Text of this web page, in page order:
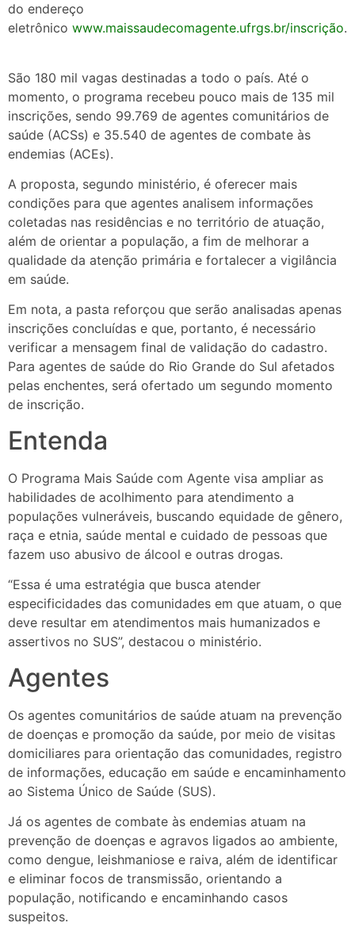
do endereço
eletrônico www.maissaudecomagente.ufrgs.br/inscrição.
São 180 mil vagas destinadas a todo o país. Até o
momento, o programa recebeu pouco mais de 135 mil
inscrições, sendo 99.769 de agentes comunitários de
saúde (ACSs) e 35.540 de agentes de combate às
endemias (ACEs).
A proposta, segundo ministério, é oferecer mais
condições para que agentes analisem informações
coletadas nas residências e no território de atuação,
além de orientar a população, a fim de melhorar a
qualidade da atenção primária e fortalecer a vigilância
em saúde.
Em nota, a pasta reforçou que serão analisadas apenas
inscrições concluídas e que, portanto, é necessário
verificar a mensagem final de validação do cadastro.
Para agentes de saúde do Rio Grande do Sul afetados
pelas enchentes, será ofertado um segundo momento
de inscrição.
Entenda
O Programa Mais Saúde com Agente visa ampliar as
habilidades de acolhimento para atendimento a
populações vulneráveis, buscando equidade de gênero,
raça e etnia, saúde mental e cuidado de pessoas que
fazem uso abusivo de álcool e outras drogas.
“Essa é uma estratégia que busca atender
especificidades das comunidades em que atuam, o que
deve resultar em atendimentos mais humanizados e
assertivos no SUS”, destacou o ministério.
Agentes
Os agentes comunitários de saúde atuam na prevenção
de doenças e promoção da saúde, por meio de visitas
domiciliares para orientação das comunidades, registro
de informações, educação em saúde e encaminhamento
ao Sistema Único de Saúde (SUS).
Já os agentes de combate às endemias atuam na
prevenção de doenças e agravos ligados ao ambiente,
como dengue, leishmaniose e raiva, além de identificar
e eliminar focos de transmissão, orientando a
população, notificando e encaminhando casos
suspeitos.